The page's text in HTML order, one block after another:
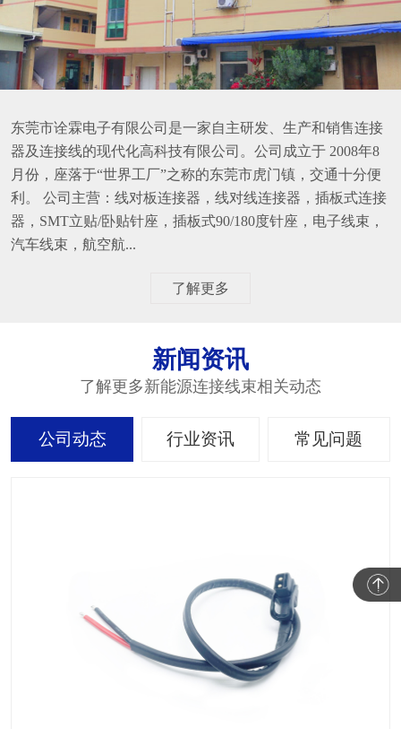
东莞市诠霖电子有限公司是一家自主研发、生产和销售连接
器及连接线的现代化高科技有限公司。公司成立于 2008年8
月份，座落于“世界工厂”之称的东莞市虎门镇，交通十分便
利。 公司主营：线对板连接器，线对线连接器，插板式连接
器，SMT立贴/卧贴针座，插板式90/180度针座，电子线束，
汽车线束，航空航...
了解更多
新闻资讯
了解更多新能源连接线束相关动态
公司动态 行业资讯 常见问题